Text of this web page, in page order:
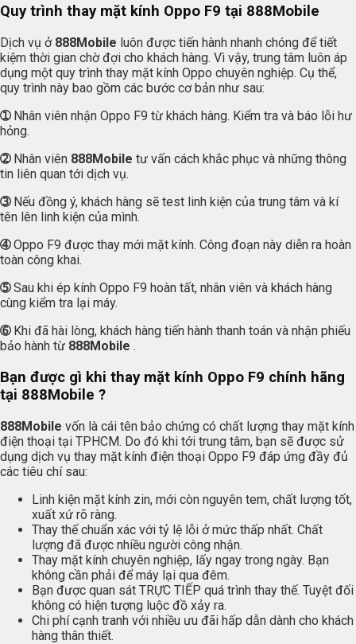
Quy trình thay mặt kính Oppo F9 tại 888Mobile
Dịch vụ ở 888Mobile luôn được tiến hành nhanh chóng để tiết
kiệm thời gian chờ đợi cho khách hàng. Vì vậy, trung tâm luôn áp
dụng một quy trình thay mặt kính Oppo chuyên nghiệp. Cụ thể,
quy trình này bao gồm các bước cơ bản như sau:
➀Nhân viên nhận Oppo F9 từ khách hàng. Kiểm tra và báo lỗi hư
hỏng.
➁Nhân viên 888Mobile tư vấn cách khắc phục và những thông
tin liên quan tới dịch vụ.
➂Nếu đồng ý, khách hàng sẽ test linh kiện của trung tâm và kí
tên lên linh kiện của mình.
➃Oppo F9 được thay mới mặt kính. Công đoạn này diễn ra hoàn
toàn công khai.
➄Sau khi ép kính Oppo F9 hoàn tất, nhân viên và khách hàng
cùng kiểm tra lại máy.
➅Khi đã hài lòng, khách hàng tiến hành thanh toán và nhận phiếu
bảo hành từ 888Mobile .
Bạn được gì khi thay mặt kính Oppo F9 chính hãng
tại 888Mobile ?
888Mobile vốn là cái tên bảo chứng có chất lượng thay mặt kính
điện thoại tại TPHCM. Do đó khi tới trung tâm, bạn sẽ được sử
dụng dịch vụ thay mặt kính điện thoại Oppo F9 đáp ứng đầy đủ
các tiêu chí sau:
Linh kiện mặt kính zin, mới còn nguyên tem, chất lượng tốt,
xuất xứ rõ ràng.
Thay thế chuẩn xác với tỷ lệ lỗi ở mức thấp nhất. Chất
lượng đã được nhiều người công nhận.
Thay mặt kính chuyên nghiệp, lấy ngay trong ngày. Bạn
không cần phải để máy lại qua đêm.
Bạn được quan sát TRỰC TIẾP quá trình thay thế. Tuyệt đối
không có hiện tượng luộc đồ xảy ra.
Chi phí cạnh tranh với nhiều ưu đãi hấp dẫn dành cho khách
hàng thân thiết.